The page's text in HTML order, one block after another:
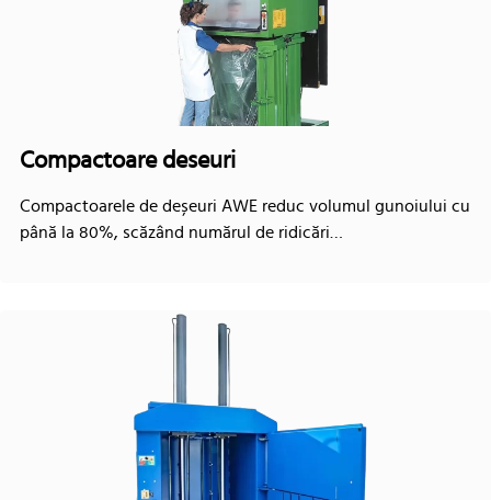
Compactoare deseuri
Compactoarele de deșeuri AWE reduc volumul gunoiului cu
până la 80%, scăzând numărul de ridicări…